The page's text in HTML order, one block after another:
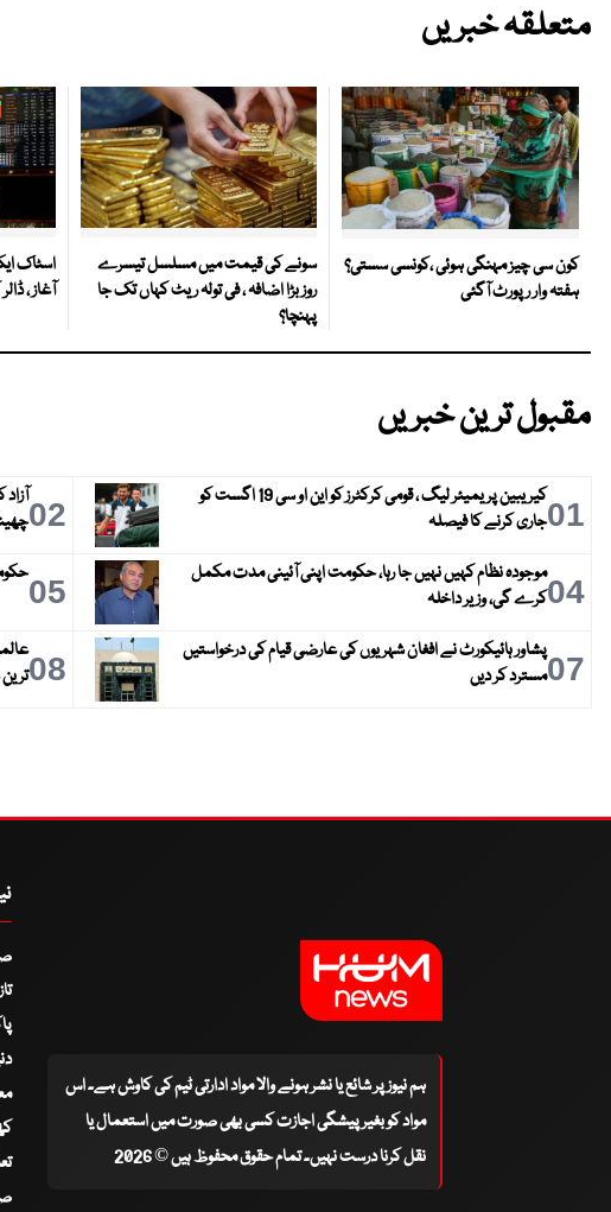
متعلقہ خبریں
کون سی چیز مہنگی ہوئی ،کونسی سستی؟
ہفتہ وار رپورٹ آگئی
سونے کی قیمت میں مسلسل تیسرے
روز بڑا اضافہ ، فی تولہ ریٹ کہاں تک جا
پہنچا؟
اسٹاک
آغاز ،
مقبول ترین خبریں
01
کیریبین پریمیئر لیگ ، قومی کرکٹرز کو این او سی 19 اگست کو
جاری کرنے کا فیصلہ
02
04موجودہ نظام کہیں نہیں جا رہا، حکومت اپنی آئینی مدت مکمل
کرے گی، وزیر داخلہ
05
07پشاور ہائیکورٹ نے افغان شہریوں کی عارضی قیام کی درخواستیں
مسترد کر دیں
08
ہم نیوز پر شائع یا نشر ہونے والا مواد ادارتی ٹیم کی کاوش ہے۔ اس
مواد کو بغیر پیشگی اجازت کسی بھی صورت میں استعمال یا
نقل کرنا درست نہیں۔ تمام حقوق محفوظ ہیں © 2026